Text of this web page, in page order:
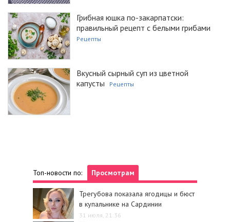
Грибная юшка по-закарпатски:
правильный рецепт с белыми грибами
Рецепты
Вкусный сырный суп из цветной
капусты
Рецепты
Топ-новости по: Просмотрам
Трегубова показала ягодицы и бюст
в купальнике на Сардинии
31 июля, 21:36